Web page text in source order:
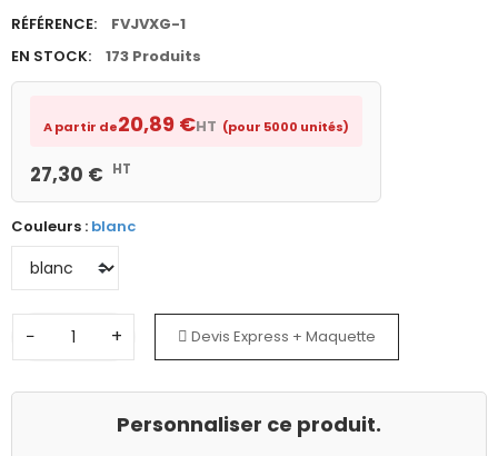
RÉFÉRENCE:
FVJVXG-1
EN STOCK:
173 Produits
A partir de20,89 €HT (pour 5000 unités)
27,30 € HT
Couleurs : blanc
− + Devis Express + Maquette
Personnaliser ce produit.